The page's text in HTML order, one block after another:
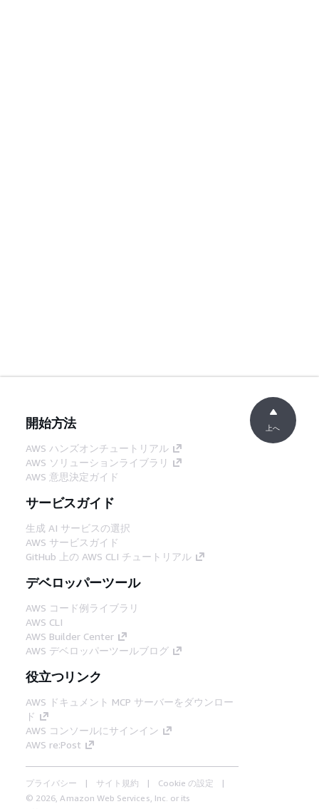
開始方法
AWS ハンズオンチュートリアル
AWS ソリューションライブラリ
AWS 意思決定ガイド
サービスガイド
生成 AI サービスの選択
AWS サービスガイド
GitHub 上の AWS CLI チュートリアル
デベロッパーツール
AWS コード例ライブラリ
AWS CLI
AWS Builder Center
AWS デベロッパーツールブログ
役立つリンク
AWS ドキュメント MCP サーバーをダウンロー
ド
AWS コンソールにサインイン
AWS re:Post
プライバシー サイト規約
Cookie の設定
© 2026, Amazon Web Services, Inc. or its
上へ